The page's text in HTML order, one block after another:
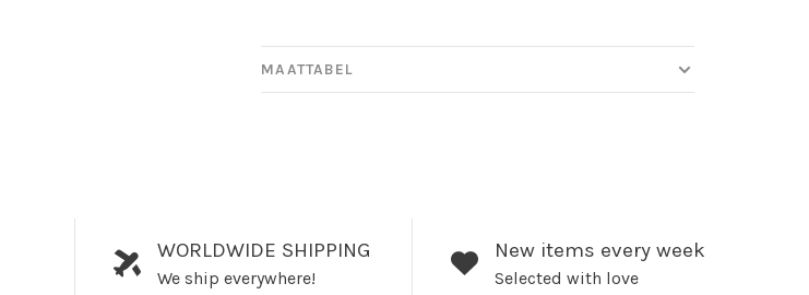
L
MAATTABEL
WORLDWIDE SHIPPING
We ship everywhere!
New items every week
Selected with love